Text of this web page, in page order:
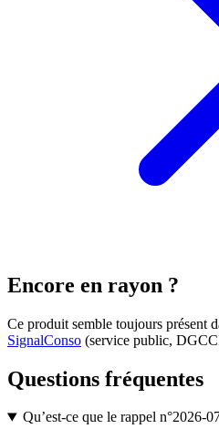
Encore en rayon ?
Ce produit semble toujours présent
SignalConso (service public,
Questions fréquentes
Qu’est-ce que le rappel n°2026-